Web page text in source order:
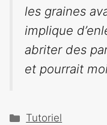
les graines
implique
abriter des
et pourrait
Catégories
Tutoriel